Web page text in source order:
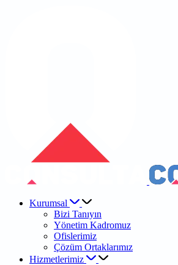
Kurumsal
Bizi Tanıyın
Yönetim Kadromuz
Ofislerimiz
Çözüm Ortaklarımız
Hizmetlerimiz